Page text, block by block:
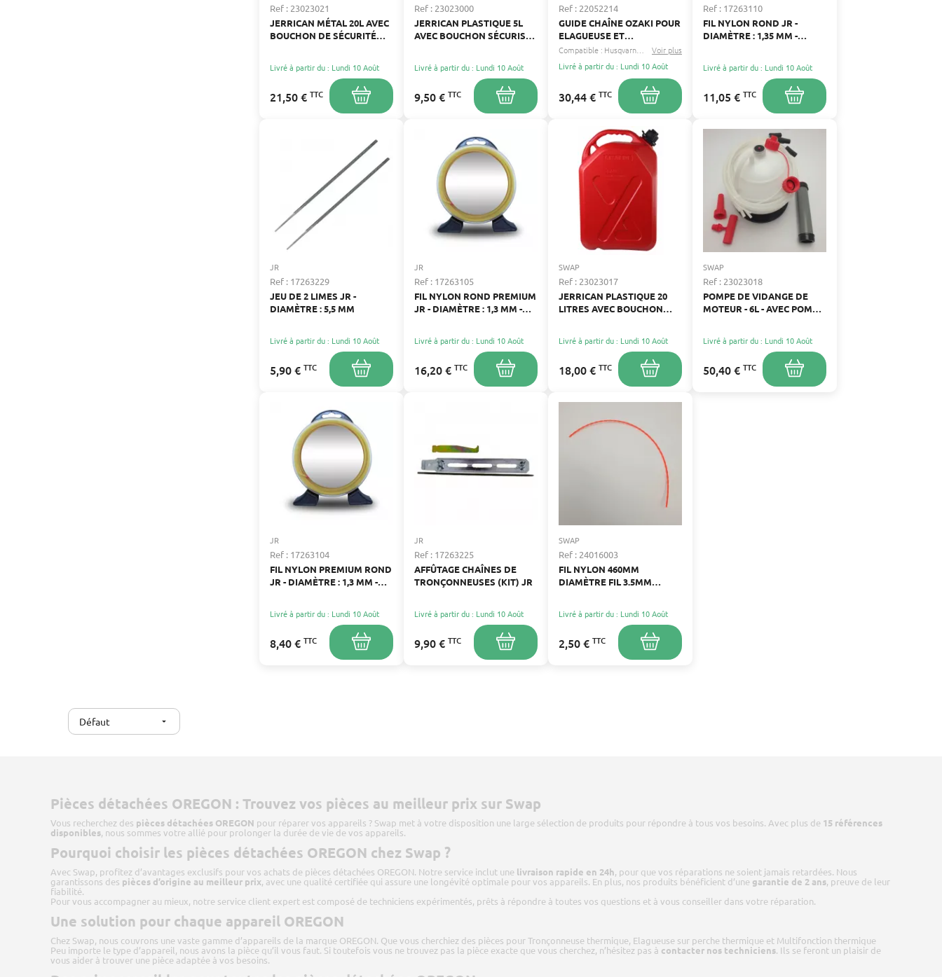
Ref : 23023021
JERRICAN MÉTAL 20L AVEC
BOUCHON DE SÉCURITÉ
Livré à partir du : Lundi 10 Août
21,50 € TTC
Ref : 23023000
JERRICAN PLASTIQUE 5L
AVEC BOUCHON SÉCURISÉ
Livré à partir du : Lundi 10 Août
9,50 € TTC
Ref : 22052214
GUIDE CHAÎNE OZAKI POUR
ELAGUEUSE ET
TRONÇONNEUSE
THERMIQUE 3/8" 0.050" 1,3
MM - PERFORMANCE ET
Compatible : Jonsered...
Voir plus
Livré à partir du : Lundi 10 Août
30,44 € TTC
Ref : 17263110
FIL NYLON ROND JR -
DIAMÈTRE : 1,35 MM -
Livré à partir du : Lundi 10 Août
11,05 € TTC
JR
Ref : 17263229
JEU DE 2 LIMES JR -
DIAMÈTRE : 5,5 MM
Livré à partir du : Lundi 10 Août
5,90 € TTC
JR
Ref : 17263105
FIL NYLON ROND PREMIUM
JR - DIAMÈTRE : 1,3 MM -
Livré à partir du : Lundi 10 Août
16,20 € TTC
SWAP
Ref : 23023017
JERRICAN PLASTIQUE 20
LITRES AVEC BOUCHON
Livré à partir du : Lundi 10 Août
18,00 € TTC
SWAP
Ref : 23023018
POMPE DE VIDANGE DE
MOTEUR - 6L - AVEC POMPE
Livré à partir du : Lundi 10 Août
50,40 € TTC
JR
Ref : 17263104
FIL NYLON PREMIUM ROND
JR - DIAMÈTRE : 1,3 MM -
Livré à partir du : Lundi 10 Août
8,40 € TTC
JR
Ref : 17263225
AFFÛTAGE CHAÎNES DE
TRONÇONNEUSES (KIT) JR
Livré à partir du : Lundi 10 Août
9,90 € TTC
SWAP
Ref : 24016003
FIL NYLON 460MM
DIAMÈTRE FIL 3.5MM
Livré à partir du : Lundi 10 Août
2,50 € TTC
Défaut arrow_drop_down
Pièces détachées OREGON : Trouvez vos pièces au meilleur prix sur Swap
Vous recherchez des pièces détachées OREGON pour réparer vos appareils ? Swap met à votre disposition une large sélection de produits pour répondre à tous vos besoins. Avec plus de 15 références
disponibles, nous sommes votre allié pour prolonger la durée de vie de vos appareils.
Pourquoi choisir les pièces détachées OREGON chez Swap ?
Avec Swap, profitez d’avantages exclusifs pour vos achats de pièces détachées OREGON. Notre service inclut une livraison rapide en 24h, pour que vos réparations ne soient jamais retardées. Nous
garantissons des pièces d’origine au meilleur prix, avec une qualité certifiée qui assure une longévité optimale pour vos appareils. En plus, nos produits bénéficient d’une garantie de 2 ans, preuve de leur
fiabilité.
Pour vous accompagner au mieux, notre service client expert est composé de techniciens expérimentés, prêts à répondre à toutes vos questions et à vous conseiller dans votre réparation.
Une solution pour chaque appareil OREGON
Chez Swap, nous couvrons une vaste gamme d’appareils de la marque OREGON. Que vous cherchiez des pièces pour Tronçonneuse thermique, Elagueuse sur perche thermique et Multifonction thermique
Peu importe le type d’appareil, nous avons la pièce qu’il vous faut. Si toutefois vous ne trouvez pas la pièce exacte que vous cherchez, n’hésitez pas à contacter nos techniciens. Ils se feront un plaisir de
vous aider à trouver une pièce adaptée à vos besoins.